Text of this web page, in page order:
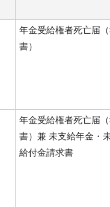
年金受給権者死亡届
書）
年金受給権者死亡届
書）兼 未支給年金・
給付金請求書